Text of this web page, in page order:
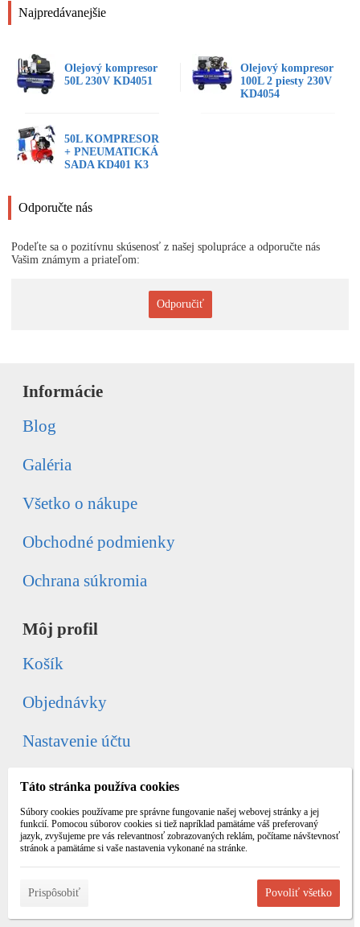
Najpredávanejšie
Olejový kompresor
50L 230V KD4051
Olejový kompresor
100L 2 piesty 230V
KD4054
50L KOMPRESOR
+ PNEUMATICKÁ
SADA KD401 K3
Odporučte nás
Podeľte sa o pozitívnu skúsenosť z našej spolupráce a odporučte nás
Vašim známym a priateľom:
Odporučiť
Informácie
Blog
Galéria
Všetko o nákupe
Obchodné podmienky
Ochrana súkromia
Môj profil
Košík
Objednávky
Nastavenie účtu
Reklamácie
Obľúbené
Odstúpenie od zmluvy
Kontakty
Táto stránka používa cookies
Súbory cookies používame pre správne fungovanie našej webovej stránky a jej
funkcií. Pomocou súborov cookies si tiež napríklad pamätáme váš preferovaný
jazyk, zvyšujeme pre vás relevantnosť zobrazovaných reklám, počítame návštevnosť
stránok a pamätáme si vaše nastavenia vykonané na stránke.
Prispôsobiť Povoliť všetko